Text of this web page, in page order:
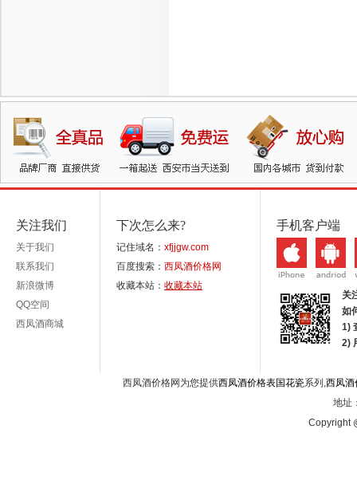
关注我们
关于我们
联系我们
新浪微博
QQ空间
西凤酒商城
下次怎么来?
记住域名： xfjjgw.com
百度搜索： 西凤酒价格网
收藏本站： 收藏本站
手机客户端
关
如
1)
2)
西凤酒价格网为您提供西凤酒价格表国花瓷系列,西凤酒
地址
Copyright